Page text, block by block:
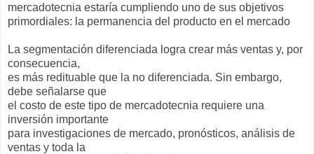
mercadotecnia estaría cumpliendo uno de sus objetivos
primordiales: la permanencia del producto en el mercado
La segmentación diferenciada logra crear más ventas y, por
consecuencia,
es más redituable que la no diferenciada. Sin embargo,
debe señalarse que
el costo de este tipo de mercadotecnia requiere una
inversión importante
para investigaciones de mercado, pronósticos, análisis de
ventas y toda la